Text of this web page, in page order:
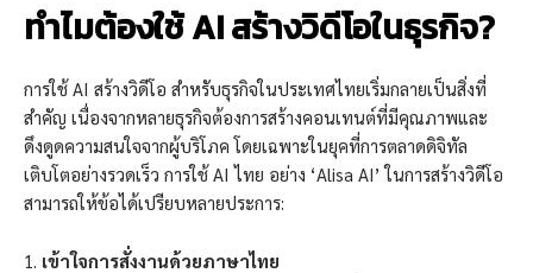
ทำไมต้องใช้ AI สร้างวิดีโอในธุรกิจ?
การใช้ AI สร้างวิดีโอ สำหรับธุรกิจในประเทศไทยเริ่มกลายเป็นสิ่งที่
สำคัญ เนื่องจากหลายธุรกิจต้องการสร้างคอนเทนต์ที่มีคุณภาพและ
ดึงดูดความสนใจจากผู้บริโภค โดยเฉพาะในยุคที่การตลาดดิจิทัล
เติบโตอย่างรวดเร็ว การใช้ AI ไทย อย่าง ‘Alisa AI’ ในการสร้างวิดีโอ
สามารถให้ข้อได้เปรียบหลายประการ:
เข้าใจการสั่งงานด้วยภาษาไทย